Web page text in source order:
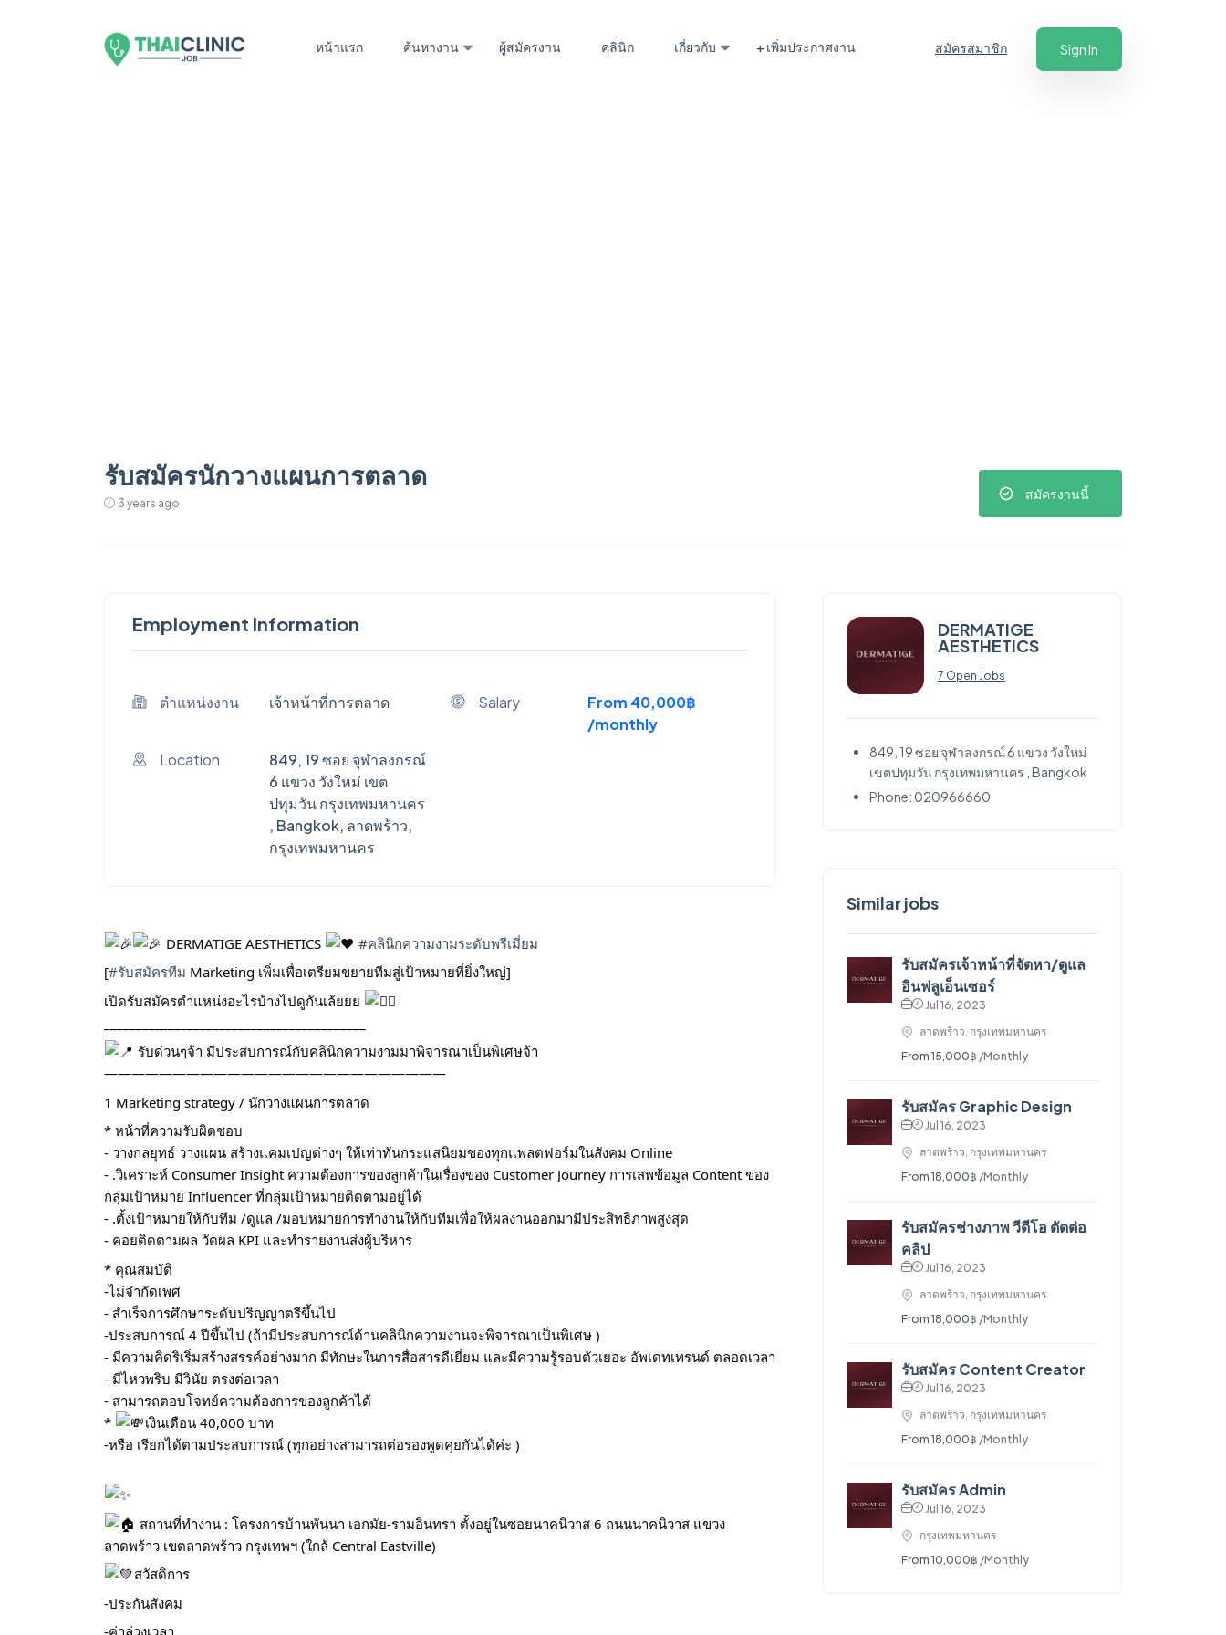
หน้าแรก ค้นหางาน ผู้สมัครงาน คลินิก เกี่ยวกับ + เพิ่มประกาศงาน สมัครสมาชิก Sign In
รับสมัครนักวางแผนการตลาด
3 years ago
สมัครงานนี้
Employment Information
ตำแหน่งงาน เจ้าหน้าที่การตลาด Salary
From 40,000฿
/monthly
Location
849, 19 ซอย จุฬาลงกรณ์
6 แขวง วังใหม่ เขต
ปทุมวัน กรุงเทพมหานคร
, Bangkok, ลาดพร้าว,
กรุงเทพมหานคร
DERMATIGE AESTHETICS
#คลินิกความงามระดับพรีเมี่ยม
[#รับสมัครทีม Marketing เพิ่มเพื่อเตรียมขยายทีมสู่เป้าหมายที่ยิ่งใหญ่]
เปิดรับสมัครตำแหน่งอะไรบ้างไปดูกันเล้ยยย
รับด่วนๆจ้า มีประสบการณ์กับคลินิกความงามมาพิจารณาเป็นพิเศษจ้า
—————————————————————————
1 Marketing strategy / นักวางแผนการตลาด
* หน้าที่ความรับผิดชอบ
- วางกลยุทธ์ วางแผน สร้างแคมเปญต่างๆ ให้เท่าทันกระแสนิยมของทุกแพลตฟอร์มในสังคม Online
- .วิเคราะห์ Consumer Insight ความต้องการของลูกค้าในเรื่องของ Customer Journey การเสพข้อมูล Content ของ
กลุ่มเป้าหมาย Influencer ที่กลุ่มเป้าหมายติดตามอยู่ได้
- .ตั้งเป้าหมายให้กับทีม /ดูแล /มอบหมายการทำงานให้กับทีมเพื่อให้ผลงานออกมามีประสิทธิภาพสูงสุด
- คอยติดตามผล วัดผล KPI และทำรายงานส่งผู้บริหาร
* คุณสมบัติ
-ไม่จำกัดเพศ
- สำเร็จการศึกษาระดับปริญญาตรีขึ้นไป
-ประสบการณ์ 4 ปีขึ้นไป (ถ้ามีประสบการณ์ด้านคลินิกความงานจะพิจารณาเป็นพิเศษ )
- มีความคิดริเริ่มสร้างสรรค์อย่างมาก มีทักษะในการสื่อสารดีเยี่ยม และมีความรู้รอบตัวเยอะ อัพเดทเทรนด์ ตลอดเวลา
- มีไหวพริบ มีวินัย ตรงต่อเวลา
- สามารถตอบโจทย์ความต้องการของลูกค้าได้
*
เงินเดือน 40,000 บาท
-หรือ เรียกได้ตามประสบการณ์ (ทุกอย่างสามารถต่อรองพูดคุยกันได้ค่ะ )
สถานที่ทำงาน : โครงการบ้านพันนา เอกมัย-รามอินทรา ตั้งอยู่ในซอยนาคนิวาส 6 ถนนนาคนิวาส แขวง
ลาดพร้าว เขตลาดพร้าว กรุงเทพฯ (ใกล้ Central Eastville)
สวัสดิการ
-ประกันสังคม
DERMATIGE
AESTHETICS
7 Open Jobs
849, 19 ซอย จุฬาลงกรณ์ 6 แขวง วังใหม่
เขตปทุมวัน กรุงเทพมหานคร , Bangkok
Phone: 020966660
Similar jobs
รับสมัครเจ้าหน้าที่จัดหา/ดูแล
อินฟลูเอ็นเซอร์
Jul 16, 2023
ลาดพร้าว, กรุงเทพมหานคร
From 15,000฿ /Monthly
รับสมัคร Graphic Design
Jul 16, 2023
ลาดพร้าว, กรุงเทพมหานคร
From 18,000฿ /Monthly
รับสมัครช่างภาพ วีดีโอ ตัดต่อ
คลิป
Jul 16, 2023
ลาดพร้าว, กรุงเทพมหานคร
From 18,000฿ /Monthly
รับสมัคร Content Creator
Jul 16, 2023
ลาดพร้าว, กรุงเทพมหานคร
From 18,000฿ /Monthly
รับสมัคร Admin
Jul 16, 2023
กรุงเทพมหานคร
From 10,000฿ /Monthly